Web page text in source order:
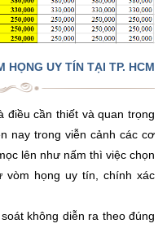
HỌNG UY TÍN TẠI TP. HCM
điều cần thiết và quan trọng
nay trong viễn cảnh các cơ
lên như nấm thì việc chọn
vòm họng uy tín, chính xác
không diễn ra theo đúng